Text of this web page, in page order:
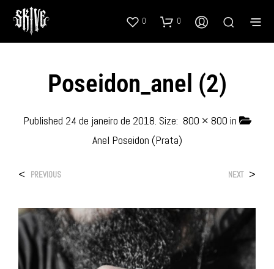
0 0
Poseidon_anel (2)
Published 24 de janeiro de 2018. Size: 800 × 800 in
Anel Poseidon (Prata)
< PREVIOUS NEXT >